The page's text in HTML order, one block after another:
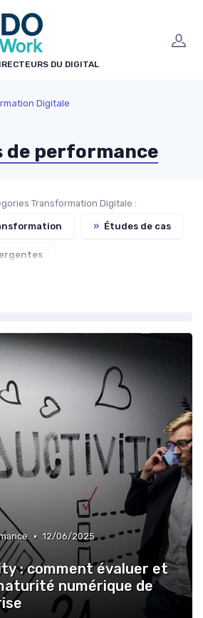
DU DIGITAL
Digitale
de performance
Transformation Digitale :
» Études de cas
• 12/06/2025
: comment évaluer et
numérique de
cookies